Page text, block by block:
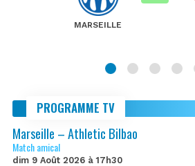
MARSEILLE
PROGRAMME TV
Marseille – Athletic Bilbao
Match amical
dim 9 Août 2026 à 17h30